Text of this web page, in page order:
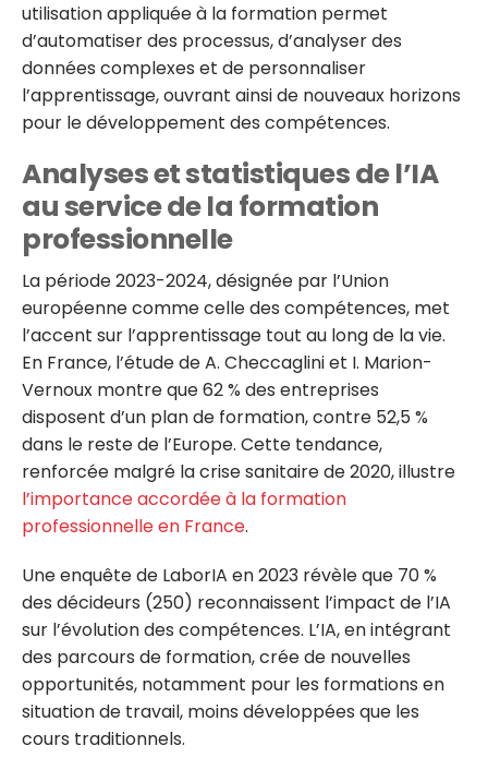
utilisation appliquée à la formation permet
d’automatiser des processus, d’analyser des
données complexes et de personnaliser
l’apprentissage, ouvrant ainsi de nouveaux horizons
pour le développement des compétences.
Analyses et statistiques de l’IA
au service de la formation
professionnelle
La période 2023-2024, désignée par l’Union
européenne comme celle des compétences, met
l’accent sur l’apprentissage tout au long de la vie.
En France, l’étude de A. Checcaglini et I. Marion-
Vernoux montre que 62 % des entreprises
disposent d’un plan de formation, contre 52,5 %
dans le reste de l’Europe. Cette tendance,
renforcée malgré la crise sanitaire de 2020, illustre
l’importance accordée à la formation
professionnelle en France.
Une enquête de LaborIA en 2023 révèle que 70 %
des décideurs (250) reconnaissent l’impact de l’IA
sur l’évolution des compétences. L’IA, en intégrant
des parcours de formation, crée de nouvelles
opportunités, notamment pour les formations en
situation de travail, moins développées que les
cours traditionnels.